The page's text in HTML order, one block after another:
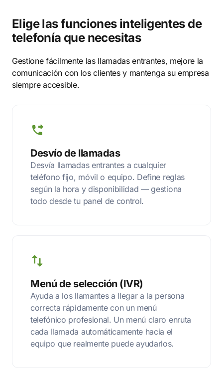
Elige las funciones inteligentes de
telefonía que necesitas
Gestione fácilmente las llamadas entrantes, mejore la
comunicación con los clientes y mantenga su empresa
siempre accesible.
Desvío de llamadas
Desvía llamadas entrantes a cualquier
teléfono fijo, móvil o equipo. Define reglas
según la hora y disponibilidad — gestiona
todo desde tu panel de control.
Menú de selección (IVR)
Ayuda a los llamantes a llegar a la persona
correcta rápidamente con un menú
telefónico profesional. Un menú claro enruta
cada llamada automáticamente hacia el
equipo que realmente puede ayudarlos.